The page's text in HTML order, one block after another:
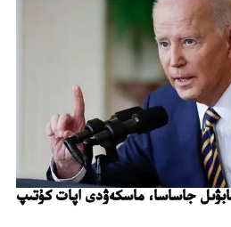
جاساسا، ماسكەۋدى اپات كۇتىپ